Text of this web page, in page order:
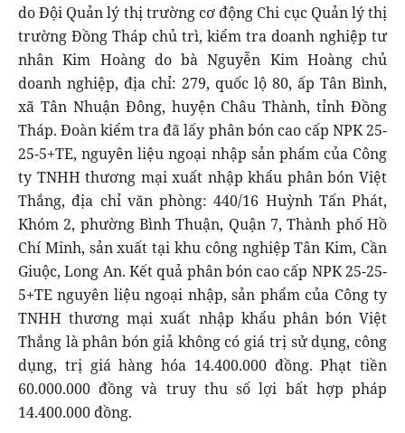
do Đội Quản lý thị trường cơ động Chi cục Quản lý thị
trường Đồng Tháp chủ trì, kiểm tra doanh nghiệp tư
nhân Kim Hoàng do bà Nguyễn Kim Hoàng chủ
doanh nghiệp, địa chỉ: 279, quốc lộ 80, ấp Tân Bình,
xã Tân Nhuận Đông, huyện Châu Thành, tỉnh Đồng
Tháp. Đoàn kiểm tra đã lấy phân bón cao cấp NPK 25-
25-5+TE, nguyên liệu ngoại nhập sản phẩm của Công
ty TNHH thương mại xuất nhập khẩu phân bón Việt
Thắng, địa chỉ văn phòng: 440/16 Huỳnh Tấn Phát,
Khóm 2, phường Bình Thuận, Quận 7, Thành phố Hồ
Chí Minh, sản xuất tại khu công nghiệp Tân Kim, Cần
Giuộc, Long An. Kết quả phân bón cao cấp NPK 25-25-
5+TE nguyên liệu ngoại nhập, sản phẩm của Công ty
TNHH thương mại xuất nhập khẩu phân bón Việt
Thắng là phân bón giả không có giá trị sử dụng, công
dụng, trị giá hàng hóa 14.400.000 đồng. Phạt tiền
60.000.000 đồng và truy thu số lợi bất hợp pháp
14.400.000 đồng.